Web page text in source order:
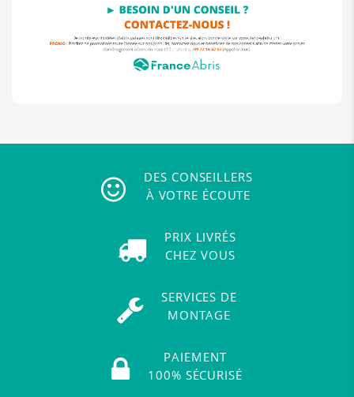
DES CONSEILLERS
À VOTRE ÉCOUTE
PRIX LIVRÉS
CHEZ VOUS
SERVICES DE
MONTAGE
PAIEMENT
100% SÉCURISÉ